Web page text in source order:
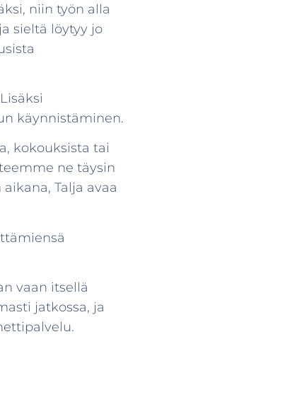
niin työn alla
sieltä löytyy jo
käynnistäminen.
kokouksista tai
ne täysin
Talja avaa
vaan itsellä
jatkossa, ja